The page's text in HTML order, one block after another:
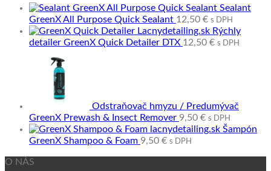
Sealant
GreenX All Purpose Quick Sealant 12,50 € s DPH
Rýchly
detailer GreenX Quick Detailer DTX 12,50 € s DPH
Odstraňovač hmyzu / Predumývač
GreenX Prewash & Insect Remover 9,50 € s DPH
Šampón
GreenX Shampoo & Foam 9,50 € s DPH
O NÁS